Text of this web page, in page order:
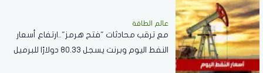
عالم الطاقة
مع ترقب محادثات "فتح هرمز"..ارتفاع أسعار
النفط اليوم وبرنت يسجل 80.33 دولارًا للبرميل